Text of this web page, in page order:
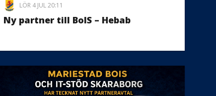
LÖR 4 JUL 20:11
Ny partner till BoIS – Hebab